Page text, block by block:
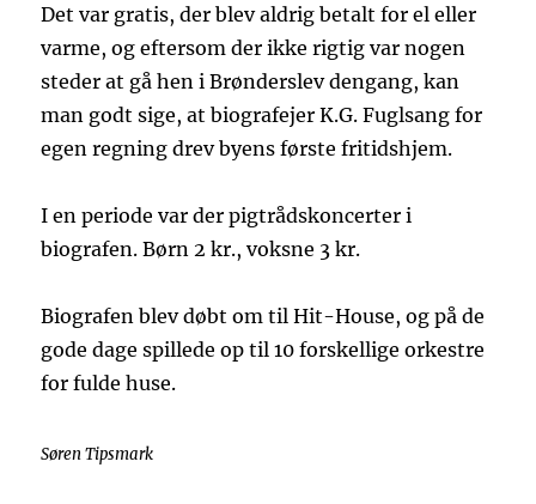
Det var gratis, der blev aldrig betalt for el eller
varme, og eftersom der ikke rigtig var nogen
steder at gå hen i Brønderslev dengang, kan
man godt sige, at biografejer K.G. Fuglsang for
egen regning drev byens første fritidshjem.
I en periode var der pigtrådskoncerter i
biografen. Børn 2 kr., voksne 3 kr.
Biografen blev døbt om til Hit-House, og på de
gode dage spillede op til 10 forskellige orkestre
for fulde huse.
Søren Tipsmark